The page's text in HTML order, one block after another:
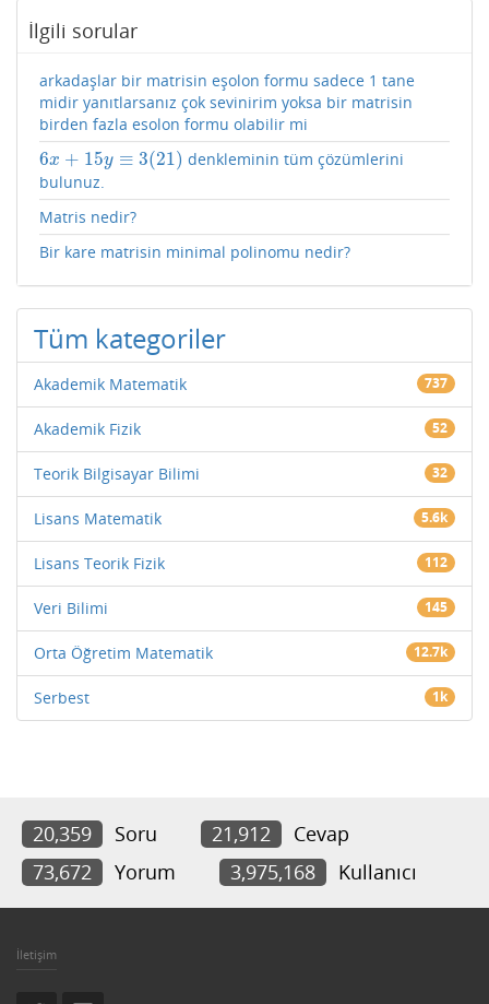
İlgili sorular
arkadaşlar bir matrisin eşolon formu sadece 1 tane
midir yanıtlarsanız çok sevinirim yoksa bir matrisin
birden fazla esolon formu olabilir mi
6x + 15y ≡ 3(21)
6x+ 15 y≡3(21)
denkleminin tüm çözümlerini
bulunuz.
Matris nedir?
Bir kare matrisin minimal polinomu nedir?
Tüm kategoriler
Akademik Matematik 737
Akademik Fizik 52
Teorik Bilgisayar Bilimi 32
Lisans Matematik 5.6k
Lisans Teorik Fizik 112
Veri Bilimi 145
Orta Öğretim Matematik 12.7k
Serbest 1k
20,359 Soru 21,912
Cevap
73,672
Yorum 3,975,168 Kullanıcı
İletişim